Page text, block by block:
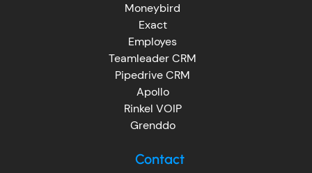
Moneybird
Exact
Employes
Teamleader CRM
Pipedrive CRM
Apollo
Rinkel VOIP
Grenddo
Contact